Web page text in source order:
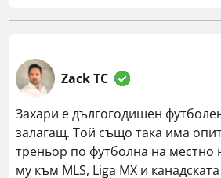
Zack TC
Захари е дългогодишен
залагащ. Той също така има
треньор по футболна на местно
му към MLS, Liga MX и